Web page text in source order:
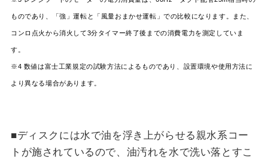
ものであり、「強」運転と「風量おまかせ運転」での比較になります。また、
コンロ点火から消火して3分タイマー終了後までの消費電力を測定していま
す。
※4 数値は富士工業規定の試験方法によるものであり、設置環境や使用方法に
より異なる場合があります。
■ディスクには水で油を浮き上がらせる親水系コー
トが施されているので、油汚れを水で洗い落とすこ